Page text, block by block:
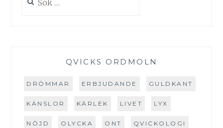
efter:
QVICKS ORDMOLN
DRÖMMAR ERBJUDANDE GULDKANT
KÄNSLOR KÄRLEK LIVET LYX
NÖJD OLYCKA ONT QVICKOLOGI